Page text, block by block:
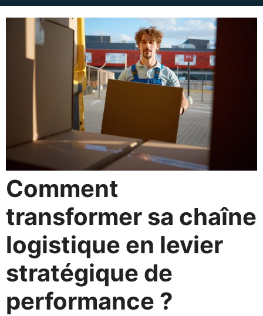
Comment
transformer sa chaîne
logistique en levier
stratégique de
performance ?